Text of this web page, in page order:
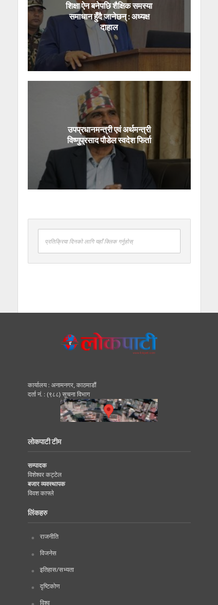
शिक्षा ऐन बनेपछि शैक्षिक समस्या
समाधान हुँदै जानेछन् : अध्यक्ष
दाहाल
उपप्रधानमन्त्री एवं अर्थमन्त्री
विष्णुप्रसाद पौडेल स्वदेश फिर्ता
प्रतिक्रिया दिनको लागि यहाँ क्लिक गर्नुहोस्
कार्यालय : अनामनगर, काठमाडाैं
दर्ता नं. : (९८८) सूचना विभाग
लोकपाटी टीम
सम्पादक
विशेश्वर कट्टेल
बजार व्यवस्थापक
विवश काफ्ले
लिंकहरु
राजनीति
विजनेस
इतिहास/सभ्यता
दृष्टिकोण
विश्व